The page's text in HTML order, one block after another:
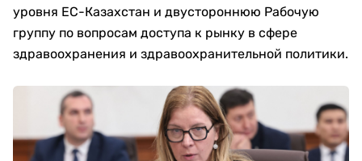
уровня ЕС-Казахстан и двустороннюю Рабочую
группу по вопросам доступа к рынку в сфере
здравоохранения и здравоохранительной политики.